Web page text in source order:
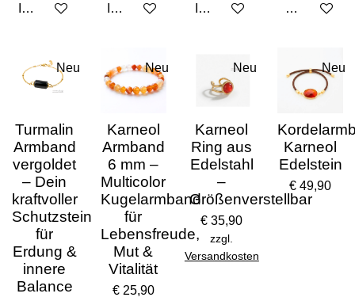
In den WarenkorbIn den WarenkorbIn den WarenkorbBei
Neu
Turmalin
Armband
vergoldet
– Dein
kraftvoller
Schutzstein
für
Erdung &
innere
Balance
Neu
Karneol
Armband
6 mm –
Multicolor
Kugelarmband
für
Lebensfreude,
Mut &
Vitalität
€ 25,90
Neu
Karneol
Ring aus
Edelstahl
–
Größenverstellbar
€ 35,90
zzgl.
Versandkosten
Neu
Karneol
Edelstein
€ 49,90